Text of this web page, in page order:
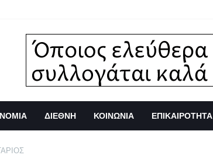
ΔΙΕΘΝΗ ΚΟΙΝΩΝΙΑ ΕΠΙΚΑΙΡΟΤΗΤΑ